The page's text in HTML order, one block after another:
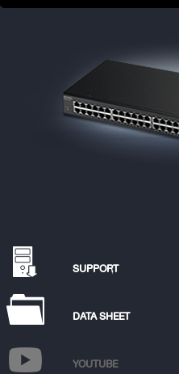
SUPPORT
DATA SHEET
YOUTUBE